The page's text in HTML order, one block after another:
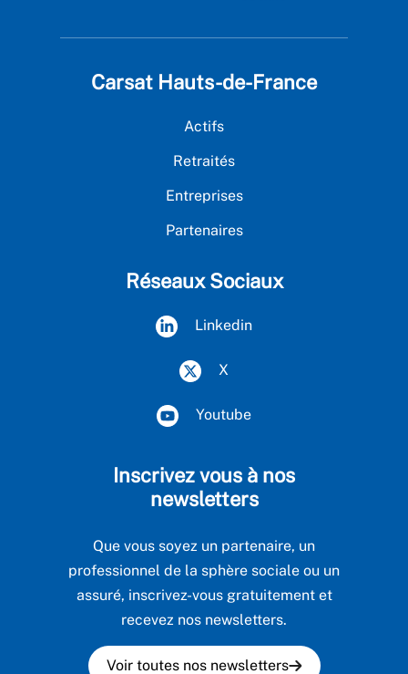
Carsat Hauts-de-France
Actifs
Retraités
Entreprises
Partenaires
Réseaux Sociaux
Linkedin
X
Youtube
Inscrivez vous à nos
newsletters
Que vous soyez un partenaire, un
professionnel de la sphère sociale ou un
assuré, inscrivez-vous gratuitement et
recevez nos newsletters.
Voir toutes nos newsletters